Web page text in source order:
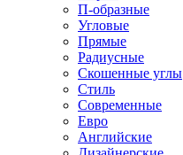
П-образные
Угловые
Прямые
Радиусные
Скошенные углы
Стиль
Современные
Евро
Английские